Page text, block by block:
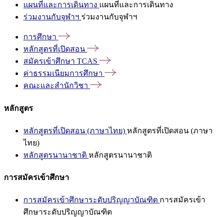
แผนที่และการเดินทาง แผนที่และการเดินทาง
ร่วมงานกับจุฬาฯ ร่วมงานกับจุฬาฯ
การศึกษา
หลักสูตรที่เปิดสอน
สมัครเข้าศึกษา TCAS
ค่าธรรมเนียมการศึกษา
คณะและสำนักวิชา
หลักสูตร
หลักสูตรที่เปิดสอน (ภาษาไทย) หลักสูตรที่เปิดสอน (ภาษา
ไทย)
หลักสูตรนานาชาติ หลักสูตรนานาชาติ
การสมัครเข้าศึกษา
การสมัครเข้าศึกษาระดับปริญญาบัณฑิต การสมัครเข้า
ศึกษาระดับปริญญาบัณฑิต